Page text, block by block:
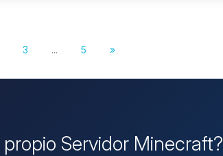
3 ... 5 »
Servidor Minecraft?